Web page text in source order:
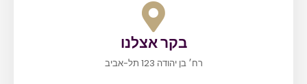
בקר אצלנו
רח׳ בן יהודה 123 תל-אביב